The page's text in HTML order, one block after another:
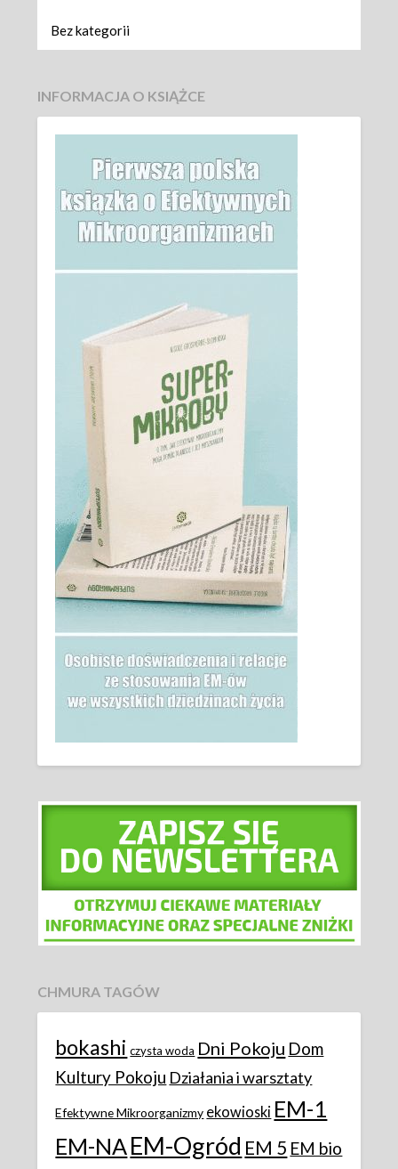
Bez kategorii
INFORMACJA O KSIĄŻCE
CHMURA TAGÓW
bokashi czysta woda Dni Pokoju Dom
Kultury Pokoju Działania i warsztaty
Efektywne Mikroorganizmy ekowioski EM-1
EM-NAEM-Ogród EM 5 EM bio